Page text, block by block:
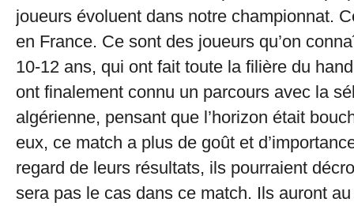
joueurs évoluent dans notre championnat.
en France. Ce sont des joueurs qu’on
10-12 ans, qui ont fait toute la filière du
ont finalement connu un parcours avec la
algérienne, pensant que l’horizon était
eux, ce match a plus de goût et
regard de leurs résultats, ils pourraient
sera pas le cas dans ce match. Ils auront au